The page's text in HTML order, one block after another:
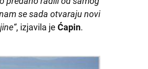
se sada otvaraju novi
, izjavila jeĆapin.